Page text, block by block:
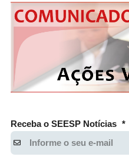
Receba o SEESP Notícias *